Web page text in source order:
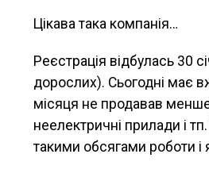
Цікава така компанія…
Реєстрація відбулась 30
дорослих). Сьогодні має
місяця не продавав
неелектричні прилади і
такими обсягами роботи